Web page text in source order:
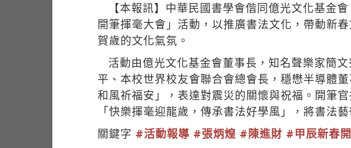
【本報訊】中華民國書學會偕同億光文化基金
開筆揮毫大會」活動，以推廣書法文化，帶動新
賀歲的文化氣氛。
活動由億光文化基金會董事長，知名聲樂家簡
平、本校世界校友會聯合會總會長，穩懋半導體
和風祈福安」，表達對震災的關懷與祝福。開筆
「快樂揮毫迎龍歲，傳承書法好學風」，將書法
關鍵字 #活動報導 #張炳煌 #陳進財 #甲辰新春